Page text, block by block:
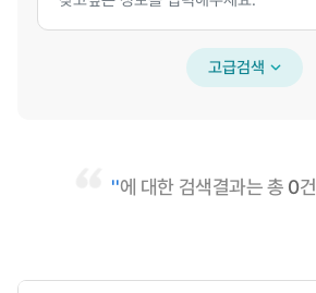
고급검색
''에 대한 검색결과는 총 0